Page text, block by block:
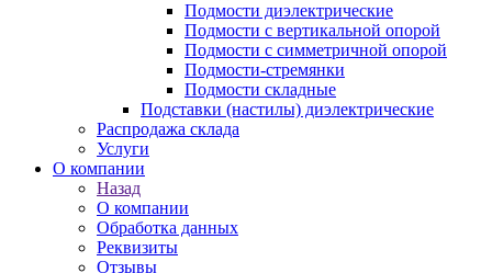
Подмости диэлектрические
Подмости с вертикальной опорой
Подмости с симметричной опорой
Подмости-стремянки
Подмости складные
Подставки (настилы) диэлектрические
Распродажа склада
Услуги
О компании
Назад
О компании
Обработка данных
Реквизиты
Отзывы